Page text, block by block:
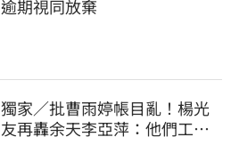
逾期視同放棄
獨家／批曹雨婷帳目亂！楊光
友再轟余天李亞萍：他們工會